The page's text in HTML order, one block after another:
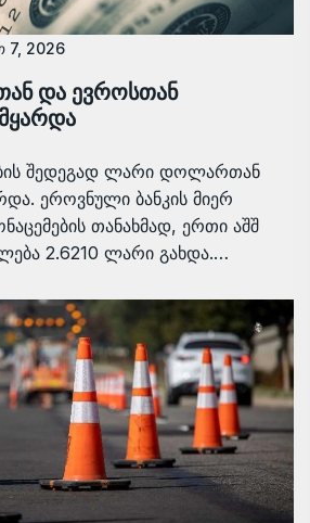
7, 2026
და ევროსთან
შედეგად ლარი დოლართან
ეროვნული ბანკის მიერ
თანახმად, ერთი აშშ
2.6210 ლარი გახდა.…